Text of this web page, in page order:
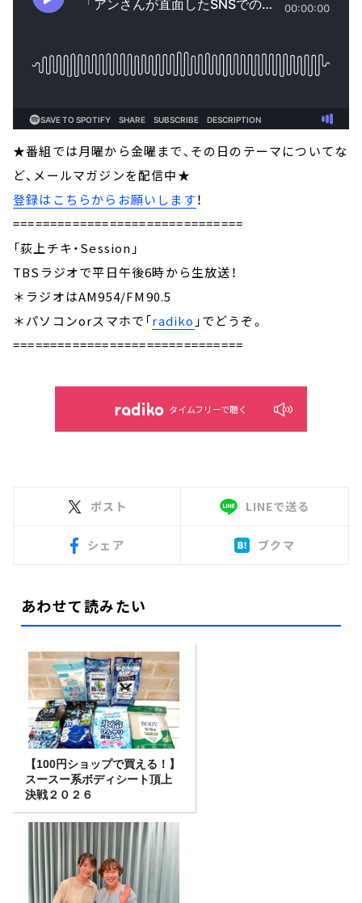
★番組では月曜から金曜まで、その日のテーマについてな
ど、メールマガジンを配信中★
登録はこちらからお願いします！
===============================
「荻上チキ・Session」
TBSラジオで平日午後6時から生放送！
＊ラジオはAM954/FM90.5
＊パソコンorスマホで「radiko 」でどうぞ。
===============================
タイムフリーで聴く
ポスト LINEで送る
シェア ブクマ
あわせて読みたい
【100円ショップで買える！】
スースー系ボディシート頂上
決戦２０２６